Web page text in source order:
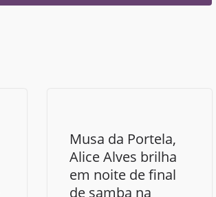
Musa da Portela,
Alice Alves brilha
em noite de final
de samba na